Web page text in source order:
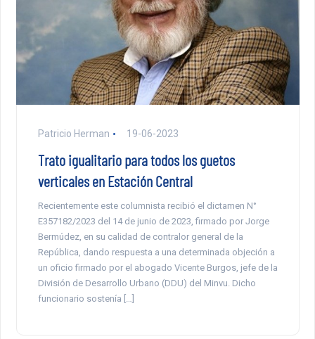
Patricio Herman 19-06-2023
Trato igualitario para todos los guetos
verticales en Estación Central
Recientemente este columnista recibió el dictamen N°
E357182/2023 del 14 de junio de 2023, firmado por Jorge
Bermúdez, en su calidad de contralor general de la
República, dando respuesta a una determinada objeción a
un oficio firmado por el abogado Vicente Burgos, jefe de la
División de Desarrollo Urbano (DDU) del Minvu. Dicho
funcionario sostenía […]